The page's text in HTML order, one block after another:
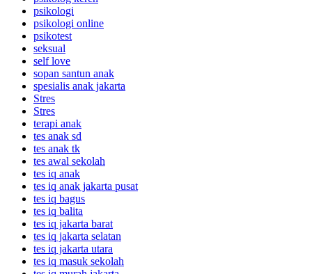
psikologi
psikologi online
psikotest
seksual
self love
sopan santun anak
spesialis anak jakarta
Stres
Stres
terapi anak
tes anak sd
tes anak tk
tes awal sekolah
tes iq anak
tes iq anak jakarta pusat
tes iq bagus
tes iq balita
tes iq jakarta barat
tes iq jakarta selatan
tes iq jakarta utara
tes iq masuk sekolah